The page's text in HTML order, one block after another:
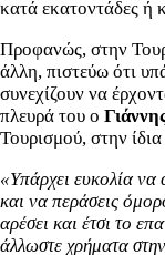
κατά εκατοντάδες ή
Προφανώς, στην
άλλη, πιστεύω ότι
συνεχίζουν να
πλευρά του ο
Τουρισμού, στην
«Υπάρχει ευκολία να
και να περάσεις
αρέσει και έτσι το
άλλωστε χρήματα